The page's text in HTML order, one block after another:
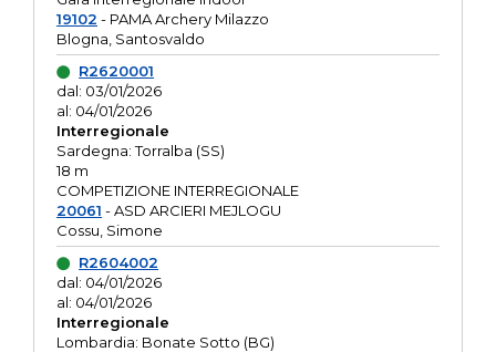
19102 - PAMA Archery Milazzo
Blogna, Santosvaldo
R2620001
dal: 03/01/2026
al: 04/01/2026
Interregionale
Sardegna: Torralba (SS)
18 m
COMPETIZIONE INTERREGIONALE
20061 - ASD ARCIERI MEJLOGU
Cossu, Simone
R2604002
dal: 04/01/2026
al: 04/01/2026
Interregionale
Lombardia: Bonate Sotto (BG)